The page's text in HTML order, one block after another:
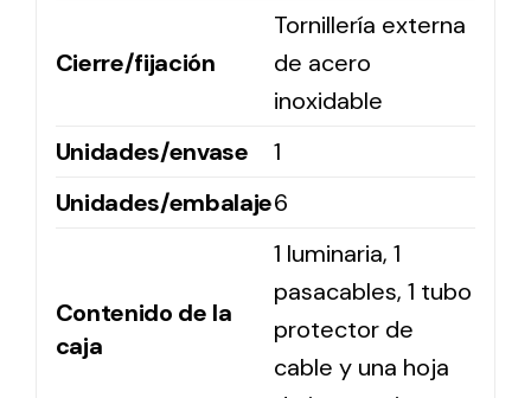
Cierre/fijación
Tornillería externa
de acero
inoxidable
Unidades/envase
1
Unidades/embalaje6
Contenido de la
caja
1 luminaria, 1
pasacables, 1 tubo
protector de
cable y una hoja